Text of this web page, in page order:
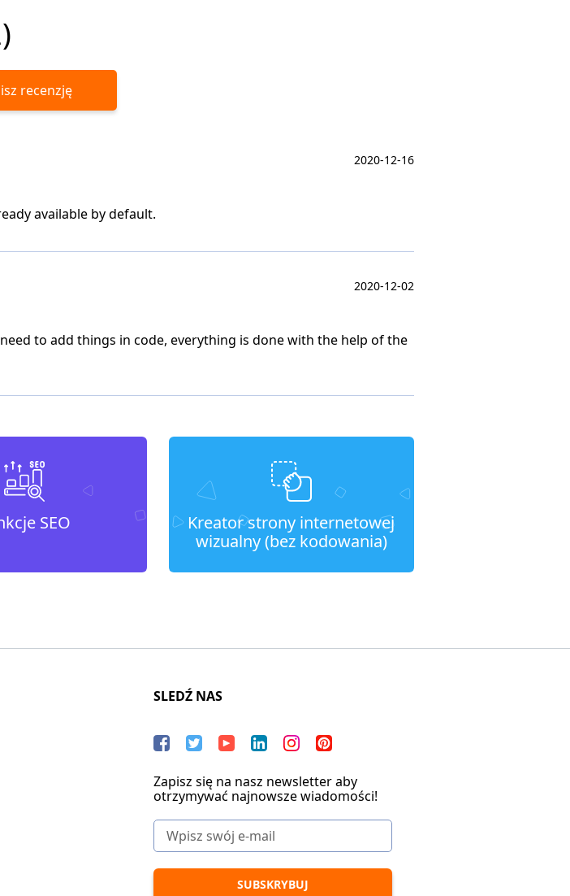
recenzję
2020-12-16
available by default.
2020-12-02
to add things in code, everything is done with the help of the
SEO
Kreator strony internetowej
wizualny (bez kodowania)
SLEDŹ NAS
Zapisz się na nasz newsletter aby
otrzymywać najnowsze wiadomości!